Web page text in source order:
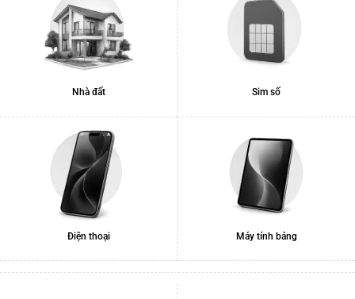
Nhà đất Sim số
Điện thoại Máy tính bảng